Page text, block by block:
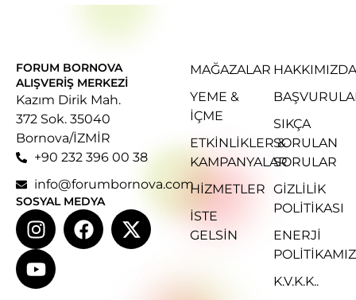
FORUM BORNOVA
ALIŞVERIŞ MERKEZI
Kazım Dirik Mah.
372 Sok. 35040
Bornova/İZMİR
+90 232 396 00 38
info@forumbornova.com
SOSYAL MEDYA
MAĞAZALAR
YEME &
İÇME
ETKINLIKLER &
KAMPANYALAR
HIZMETLER
İSTE
GELSIN
HAKKIMIZDA
SIKÇA
SORULAN
SORULAR
GIZLILIK
POLITIKASI
ENERJI
POLITIKAMIZ
K.V.K.K..